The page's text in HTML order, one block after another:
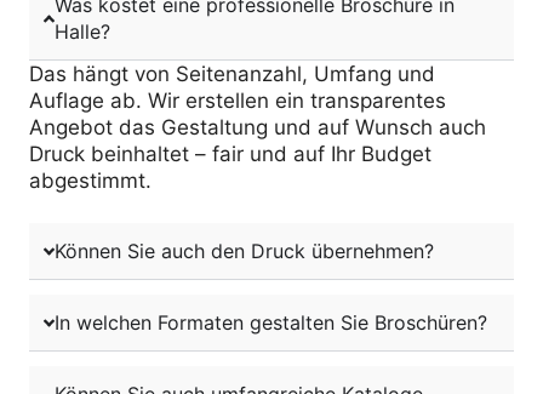
Was kostet eine professionelle Broschüre in
Halle?
Das hängt von Seitenanzahl, Umfang und
Auflage ab. Wir erstellen ein transparentes
Angebot das Gestaltung und auf Wunsch auch
Druck beinhaltet – fair und auf Ihr Budget
abgestimmt.
Können Sie auch den Druck übernehmen?
In welchen Formaten gestalten Sie Broschüren?